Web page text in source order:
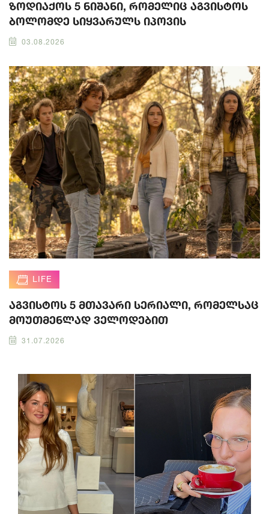
ზოდიაქოს 5 ნიშანი, რომელიც აგვისტოს
ბოლომდე სიყვარულს იპოვის
03.08.2026
LIFE
აგვისტოს 5 მთავარი სერიალი, რომელსაც
მოუთმენლად ველოდებით
31.07.2026